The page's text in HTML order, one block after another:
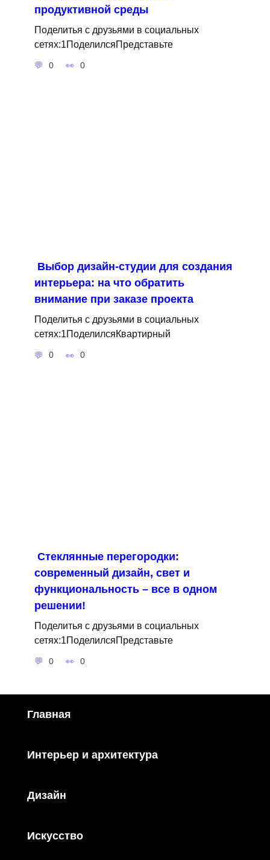
продуктивной среды
Поделитья с друзьями в социальных
сетях:1ПоделилсяПредставьте
0 0
Выбор дизайн-студии для создания
интерьера: на что обратить
внимание при заказе проекта
Поделитья с друзьями в социальных
сетях:1ПоделилсяКвартирный
0 0
Стеклянные перегородки:
современный дизайн, свет и
функциональность – все в одном
решении!
Поделитья с друзьями в социальных
сетях:1ПоделилсяПредставьте
0 0
Главная
Интерьер и архитектура
Дизайн
Искусство